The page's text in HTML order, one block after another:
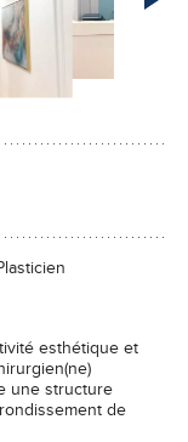
esthétique et
une structure
de